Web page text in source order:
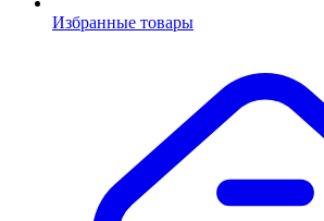
Избранные товары